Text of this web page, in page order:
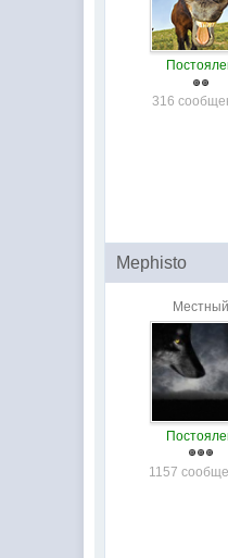
316
Mephisto
Местный
1157